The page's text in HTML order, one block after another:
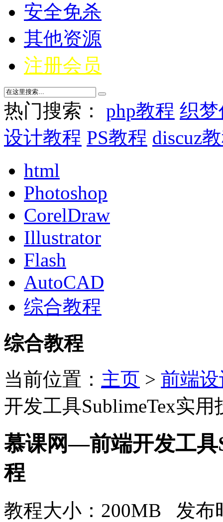
安全免杀
其他资源
注册会员
热门搜索： php教程 织
设计教程 PS教程 discuz
html
Photoshop
CorelDraw
Illustrator
Flash
AutoCAD
综合教程
综合教程
当前位置： 主页 > 前端
开发工具SublimeTex实
慕课网—前端开发工具
程
教程大小：200MB 发